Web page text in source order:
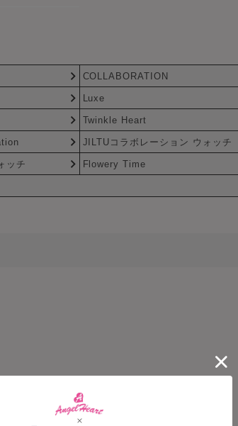
COLLABORATION
Luxe
Twinkle Heart
JILTUコラボレーション ウォッチ
ッチ Flowery Time